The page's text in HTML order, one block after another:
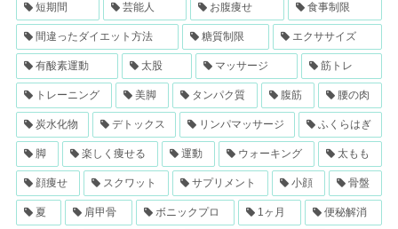
短期間 芸能人 お腹痩せ 食事制限
間違ったダイエット方法 糖質制限 エクササイズ
有酸素運動 太股 マッサージ 筋トレ
トレーニング 美脚 タンパク質 腹筋 腰の肉
炭水化物 デトックス リンパマッサージ ふくらはぎ
脚 楽しく痩せる 運動 ウォーキング 太もも
顔痩せ スクワット サプリメント 小顔 骨盤
夏 肩甲骨 ボニックプロ 1ヶ月 便秘解消